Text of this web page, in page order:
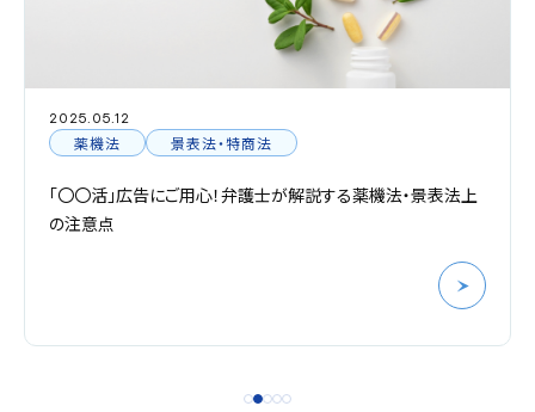
2025.05.12
薬機法
景表法・特商法
「〇〇活」広告にご用心！弁護士が解説する薬機法・景表法上
の注意点